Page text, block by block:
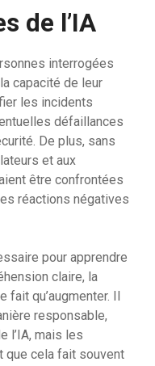
de l’IA
interrogées
capacité de leur
les incidents
défaillances
De plus, sans
et aux
être confrontées
réactions négatives
pour apprendre
claire, la
fait qu’augmenter. Il
responsable,
l’IA, mais les
que cela fait souvent